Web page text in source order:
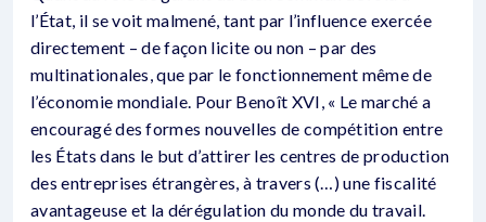
l’État, il se voit malmené, tant par l’influence exercée
directement – de façon licite ou non – par des
multinationales, que par le fonctionnement même de
l’économie mondiale. Pour Benoît XVI, « Le marché a
encouragé des formes nouvelles de compétition entre
les États dans le but d’attirer les centres de production
des entreprises étrangères, à travers (…) une fiscalité
avantageuse et la dérégulation du monde du travail.